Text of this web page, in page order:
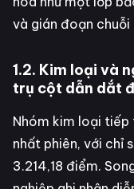
và gián đoạn chuỗi
1.2. Kim loại và
trụ cột dẫn dắt
Nhóm kim loại
nhất phiên, với chỉ
3.214,18 điểm.